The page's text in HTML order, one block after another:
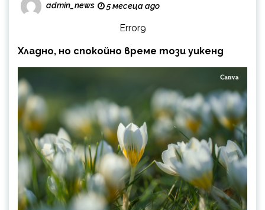
admin_news 5 месеца ago
Error9
Хладно, но спокойно време този уикенд